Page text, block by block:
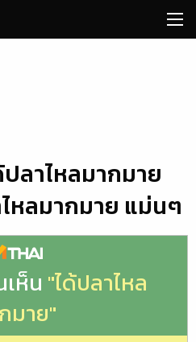
ลาไหลมากมาย
หลมากมาย แม่นๆ
ห็น "ได้ปลาไหล
มาย"